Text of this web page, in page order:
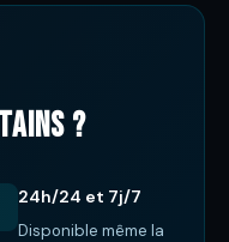
?
24h/24 et 7j/7
Disponible même la